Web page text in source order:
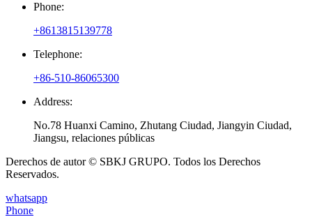
Phone:
+8613815139778
Telephone:
+86-510-86065300
Address:
No.78 Huanxi Camino, Zhutang Ciudad, Jiangyin Ciudad,
Jiangsu, relaciones públicas
Derechos de autor © SBKJ GRUPO. Todos los Derechos
Reservados.
whatsapp
Phone